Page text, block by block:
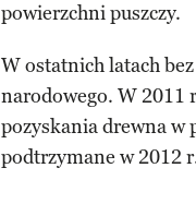
powierzchni puszczy.
W ostatnich latach
narodowego. W 2011
pozyskania drewna w
podtrzymane w 2012